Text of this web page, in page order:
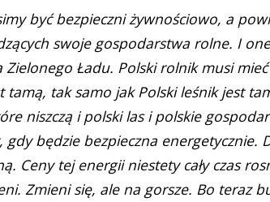
być bezpieczni żywnościowo, a
swoje gospodarstwa rolne. I
Zielonego Ładu. Polski rolnik musi
tamą, tak samo jak Polski leśnik jest
niszczą i polski las i polskie
będzie bezpieczna energetycznie.
Ceny tej energii niestety cały czas
Zmieni się, ale na gorsze. Bo teraz